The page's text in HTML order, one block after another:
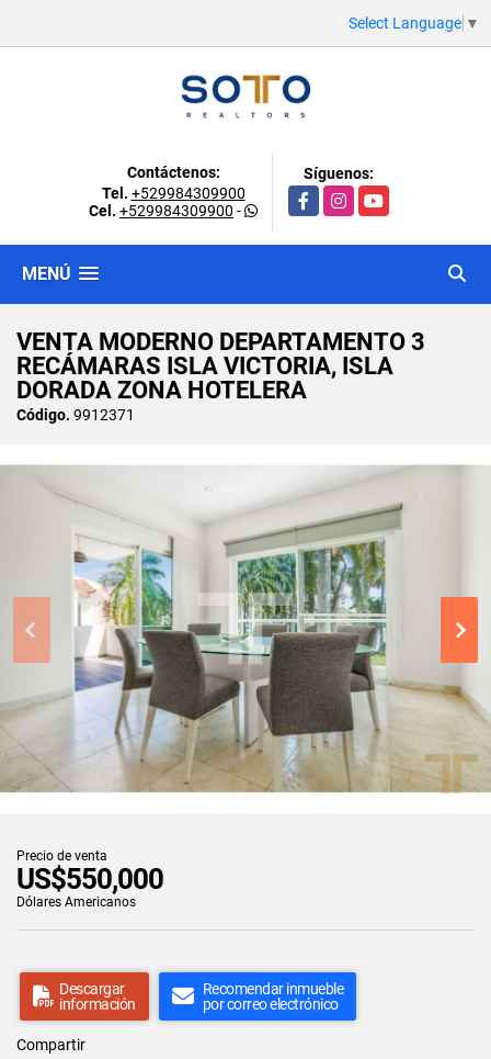
Select Language ▼
Contáctenos:
Tel. +529984309900
Cel. +529984309900 -
Síguenos:
FacebookInstagramYouTube
MENÚ
VENTA MODERNO DEPARTAMENTO 3
RECÁMARAS ISLA VICTORIA, ISLA
DORADA ZONA HOTELERA
Código. 9912371
Precio de venta
US$550,000
Dólares Americanos
Descargar
información
Recomendar inmueble
por correo electrónico
Compartir